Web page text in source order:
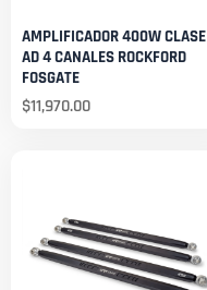
AMPLIFICADOR 400W CLASE
AD 4 CANALES ROCKFORD
FOSGATE
$11,970.00